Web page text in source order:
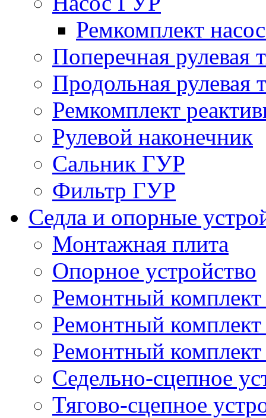
Ремкомплект
Поперечная рулевая
Продольная рулевая
Ремкомплект
Рулевой наконечник
Сальник ГУР
Фильтр ГУР
Седла и опорные
Монтажная плита
Опорное устройство
Ремонтный комплект
Ремонтный
Ремонтный комплект
Седельно-сцепное
Тягово-сцепное